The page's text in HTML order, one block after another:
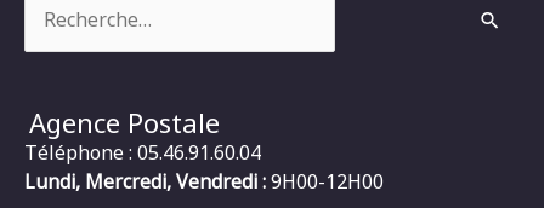
Agence Postale
Téléphone : 05.46.91.60.04
Lundi, Mercredi, Vendredi :9H00-12H00